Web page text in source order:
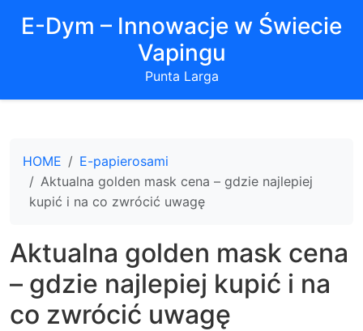
E-Dym – Innowacje w Świecie
Vapingu
Punta Larga
HOME
E-papierosami
Aktualna golden mask cena – gdzie najlepiej
kupić i na co zwrócić uwagę
Aktualna golden mask cena
– gdzie najlepiej kupić i na
co zwrócić uwagę